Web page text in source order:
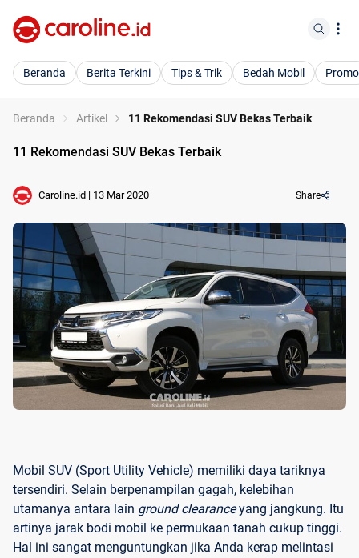
Beranda Berita Terkini Tips & Trik Bedah Mobil Promo
Beranda Artikel 11 Rekomendasi SUV Bekas Terbaik
11 Rekomendasi SUV Bekas Terbaik
Caroline.id | 13 Mar 2020 Share
Mobil SUV (Sport Utility Vehicle) memiliki daya tariknya
tersendiri. Selain berpenampilan gagah, kelebihan
utamanya antara lain ground clearanceyang jangkung. Itu
artinya jarak bodi mobil ke permukaan tanah cukup tinggi.
Hal ini sangat menguntungkan jika Anda kerap melintasi